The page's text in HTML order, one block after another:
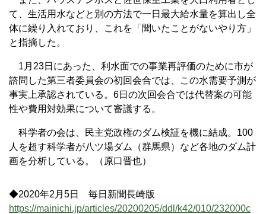
て、生活用水などと別の方法で一日最大給水量を算出し全
体に繰り入れており、これを「聞いたことがないやり方」
と指摘した。
1月23日にあった、利水面での事業再評価のために市が
諮問した第三者委員会の初回会合では、この水需要予測が
事実上承認されている。6日の次回会合では代替案の可能
性や費用対効果について審議する。
科学者の会は、民主党政権のダム検証を機に結成。100
人を超す科学者が八ツ場ダム（群馬県）など各地のダム計
画を分析している。（原口晋也）
◆2020年2月5日 毎日新聞長崎版
https://mainichi.jp/articles/20200205/ddl/k42/010/232000c